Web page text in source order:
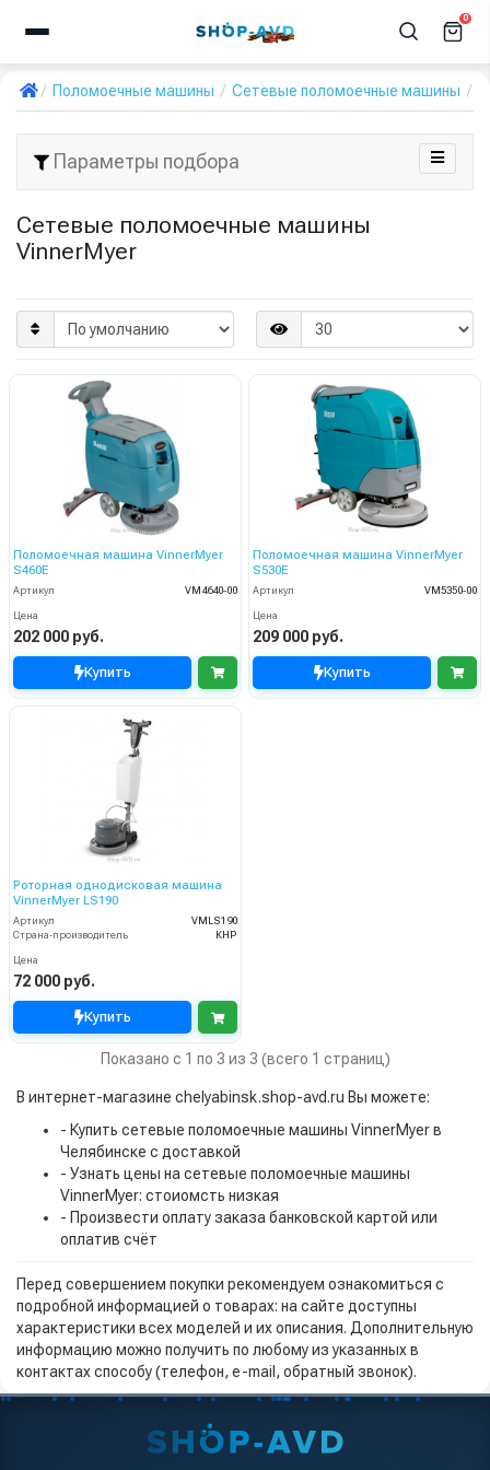
0
Поломоечные машины Сетевые поломоечные машины
Параметры подбора
Сетевые поломоечные машины
VinnerMyer
Поломоечная машина VinnerMyer
S460E
Артикул VM4640-00
Цена
202 000 руб.
Купить
Поломоечная машина VinnerMyer
S530E
Артикул VM5350-00
Цена
209 000 руб.
Купить
Роторная однодисковая машина
VinnerMyer LS190
Артикул
VMLS190
Страна-производитель
КНР
Цена
72 000 руб.
Купить
Показано с 1 по 3 из 3 (всего 1 страниц)
В интернет-магазине chelyabinsk.shop-avd.ru Вы можете:
- Купить сетевые поломоечные машины VinnerMyer в
Челябинске с доставкой
- Узнать цены на сетевые поломоечные машины
VinnerMyer: стоиомсть низкая
- Произвести оплату заказа банковской картой или
оплатив счёт
Перед совершением покупки рекомендуем ознакомиться с
подробной информацией о товарах: на сайте доступны
характеристики всех моделей и их описания. Дополнительную
информацию можно получить по любому из указанных в
контактах способу (телефон, e-mail, обратный звонок).